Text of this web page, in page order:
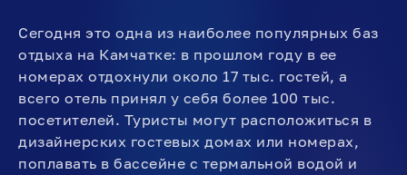
Сегодня это одна из наиболее популярных баз
отдыха на Камчатке: в прошлом году в ее
номерах отдохнули около 17 тыс. гостей, а
всего отель принял у себя более 100 тыс.
посетителей. Туристы могут расположиться в
дизайнерских гостевых домах или номерах,
поплавать в бассейне с термальной водой и